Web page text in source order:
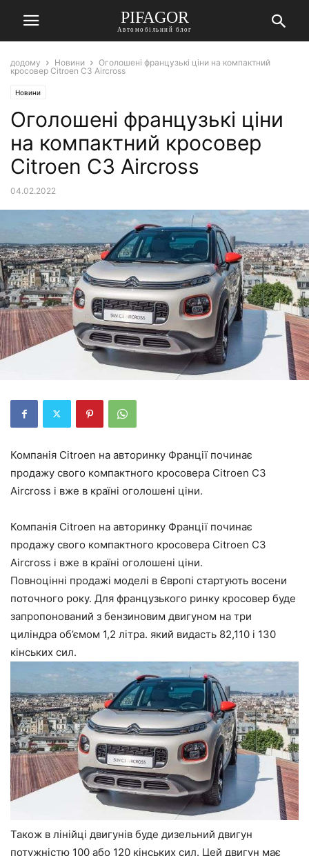
PIFAGOR
Автомобільний блог
додому Новини
Оголошені французькі ціни на компактний
кросовер Citroen C3 Aircross
Новини
Оголошені французькі ціни
на компактний кросовер
Citroen C3 Aircross
04.02.2022
Компанія Citroen на авторинку Франції починає
продажу свого компактного кросовера Citroen C3
Aircross і вже в країні оголошені ціни.
Компанія Citroen на авторинку Франції починає
продажу свого компактного кросовера Citroen C3
Aircross і вже в країні оголошені ціни.
Повноцінні продажі моделі в Європі стартують восени
поточного року. Для французького ринку кросовер буде
запропонований з бензиновим двигуном на три
циліндра об’ємом 1,2 літра. який видасть 82,110 і 130
кінських сил.
Також в лінійці двигунів буде дизельний двигун
потужністю 100 або 120 кінських сил. Цей двигун має